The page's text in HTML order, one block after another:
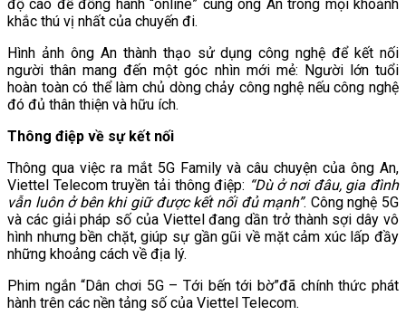
độ cao để đồng hành “online” cùng ông An trong mọi khoảnh
khắc thú vị nhất của chuyến đi.
Hình ảnh ông An thành thạo sử dụng công nghệ để kết nối
người thân mang đến một góc nhìn mới mẻ: Người lớn tuổi
hoàn toàn có thể làm chủ dòng chảy công nghệ nếu công nghệ
đó đủ thân thiện và hữu ích.
Thông điệp về sự kết nối
Thông qua việc ra mắt 5G Family và câu chuyện của ông An,
Viettel Telecom truyền tải thông điệp: “Dù ở nơi đâu, gia đình
vẫn luôn ở bên khi giữ được kết nối đủ mạnh”. Công nghệ 5G
và các giải pháp số của Viettel đang dần trở thành sợi dây vô
hình nhưng bền chặt, giúp sự gần gũi về mặt cảm xúc lấp đầy
những khoảng cách về địa lý.
Phim ngắn “Dân chơi 5G – Tới bến tới bờ”đã chính thức phát
hành trên các nền tảng số của Viettel Telecom.